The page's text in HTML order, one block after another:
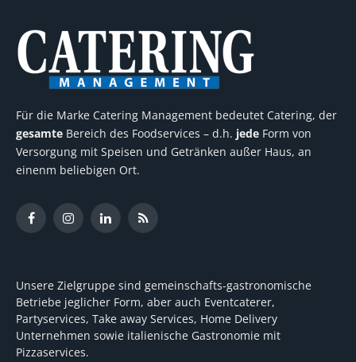
Für die Marke Catering Management bedeutet Catering, der
gesamte Bereich des Foodservices – d.h. jede Form von
Versorgung mit Speisen und Getränken außer Haus, an
einenm beliebigen Ort.
FacebookInstagramLinkedInRSS
Unsere Zielgruppe sind gemeinschafts-gastronomische
Betriebe jeglicher Form, aber auch Eventcaterer,
Partyservices, Take away Services, Home Delivery
Unternehmen sowie italienische Gastronomie mit
Pizzaservices.